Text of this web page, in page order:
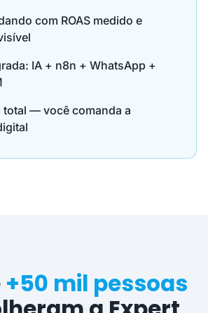
com ROAS medido e
IA + n8n + WhatsApp +
total — você comanda a
+50 mil pessoas